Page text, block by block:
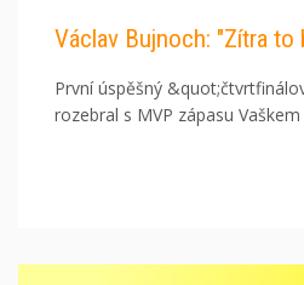
Václav Bujnoch: "Zítra
První úspěšný
rozebral s MVP zápasu